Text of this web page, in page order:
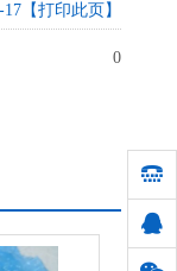
17 【打印此页】
0